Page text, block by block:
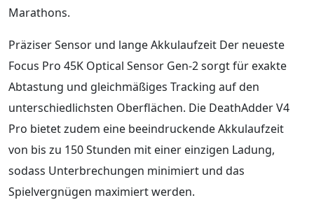
Marathons.
Präziser Sensor und lange Akkulaufzeit Der neueste
Focus Pro 45K Optical Sensor Gen-2 sorgt für exakte
Abtastung und gleichmäßiges Tracking auf den
unterschiedlichsten Oberflächen. Die DeathAdder V4
Pro bietet zudem eine beeindruckende Akkulaufzeit
von bis zu 150 Stunden mit einer einzigen Ladung,
sodass Unterbrechungen minimiert und das
Spielvergnügen maximiert werden.